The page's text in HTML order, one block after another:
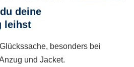
deine
leihst
besonders bei
und Jacket.